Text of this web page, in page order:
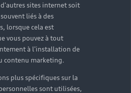
sites internet soit
liés à des
lorsque cela est
vous pouvez à tout
à l'installation de
contenu marketing.
plus spécifiques sur la
sont utilisées,